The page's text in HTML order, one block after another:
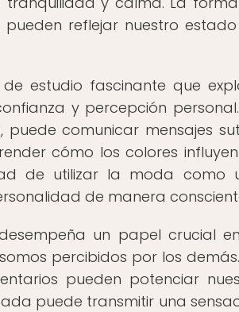
pueden reflejar nuestro
estudio fascinante que
y percepción
comunicar mensajes
cómo los colores
de utilizar la moda como
de manera
un papel crucial
percibidos por los
pueden potenciar
puede transmitir una